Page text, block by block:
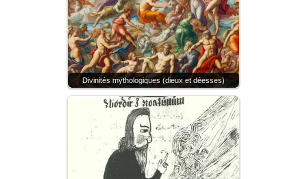
Divinités mythologiques (dieux et déesses)